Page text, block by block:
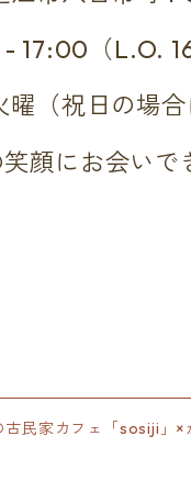
- 17:00（L.O.
曜（祝日の場
顔にお会い
古民家カフェ「sosiji」